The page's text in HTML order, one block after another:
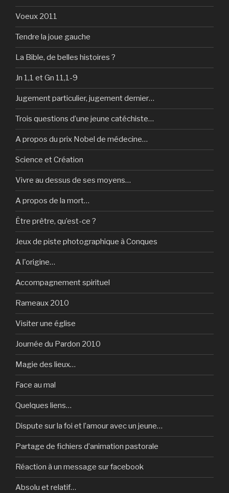
Voeux 2011
Tendre la joue gauche
La Bible, de belles histoires ?
Jn 1,1 et Gn 11,1-9
Jugement particulier, jugement dernier…
Trois questions d’une jeune catéchiste…
A propos du prix Nobel de médecine…
Science et Création
Vivre au dessus de ses moyens…
A propos de la mort…
Être prêtre, qu’est-ce ?
Jeux de piste photographique à Conques
A l'origine…
Accompagnement spirituel
Rameaux 2010
Visiter une église
Journée du Pardon 2010
Magie des lieux…
Face au mal
Quelques liens…
Dispute sur la foi et l’amour avec un jeune…
Partage de fichiers d’animation pastorale
Réaction à un message sur facebook
Absolu et relatif…